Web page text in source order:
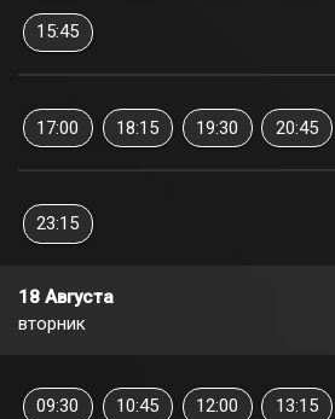
15:45
17:00 18:15 19:30 20:45
23:15
18 Августа
вторник
09:30 10:45 12:00 13:15